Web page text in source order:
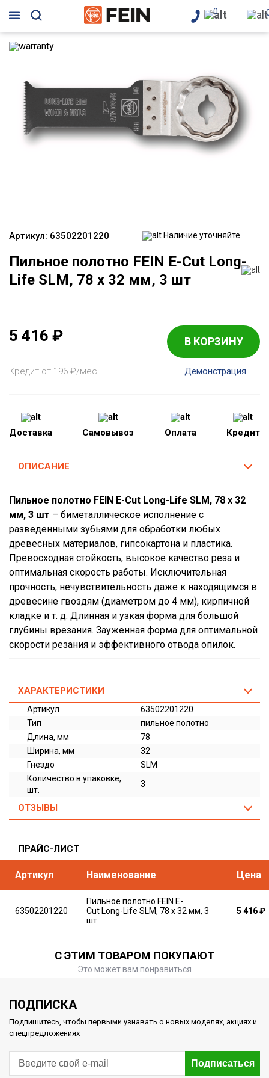
0
Артикул: 63502201220 Наличие уточняйте
Пильное полотно FEIN E-Cut Long-
Life SLM, 78 x 32 мм, 3 шт
5 416 ₽ В КОРЗИНУ
Кредит от 196 ₽/мес Демонстрация
Доставка Самовывоз Оплата Кредит
ОПИСАНИЕ
Пильное полотно FEIN E-Cut Long-Life SLM, 78 x 32
мм, 3 шт – биметаллическое исполнение с
разведенными зубьями для обработки любых
древесных материалов, гипсокартона и пластика.
Превосходная стойкость, высокое качество реза и
оптимальная скорость работы. Исключительная
прочность, нечувствительность даже к находящимся в
древесине гвоздям (диаметром до 4 мм), кирпичной
кладке и т. д. Длинная и узкая форма для большой
глубины врезания. Зауженная форма для оптимальной
скорости резания и эффективного отвода опилок.
ХАРАКТЕРИСТИКИ
Артикул
63502201220
Тип
пильное полотно
Длина, мм
78
Ширина, мм
32
Гнездо
SLM
Количество в упаковке,
шт.
3
ОТЗЫВЫ
ПРАЙС-ЛИСТ
Артикул Наименование Цена
63502201220
Пильное полотно FEIN E-
Cut Long-Life SLM, 78 x 32 мм, 3
шт
5 416₽
С ЭТИМ ТОВАРОМ ПОКУПАЮТ
Это может вам понравиться
ПОДПИСКА
Подпишитесь, чтобы первыми узнавать о новых моделях, акциях и
спецпредложениях
Подписаться